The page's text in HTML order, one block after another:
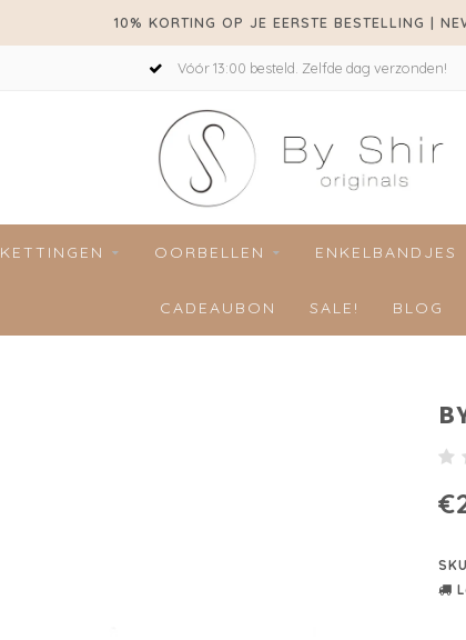
10% KORTING OP JE EERSTE BESTELLING |
Vóór 13:00 besteld. Zelfde dag verzonden!
KETTINGEN OORBELLEN ENKELBANDJES
CADEAUBON SALE! BLOG